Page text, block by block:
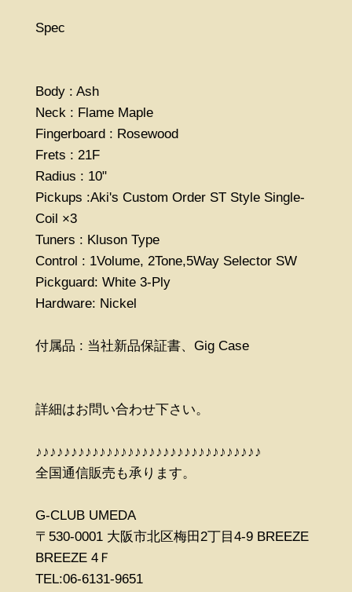
Spec
Body : Ash
Neck : Flame Maple
Fingerboard : Rosewood
Frets : 21F
Radius : 10"
Pickups :Aki's Custom Order ST Style Single-
Coil ×3
Tuners : Kluson Type
Control : 1Volume, 2Tone,5Way Selector SW
Pickguard: White 3-Ply
Hardware: Nickel
付属品 : 当社新品保証書、Gig Case
詳細はお問い合わせ下さい。
♪♪♪♪♪♪♪♪♪♪♪♪♪♪♪♪♪♪♪♪♪♪♪♪♪♪♪♪♪♪♪♪
全国通信販売も承ります。
G-CLUB UMEDA
〒530-0001 大阪市北区梅田2丁目4-9 BREEZE
BREEZE 4Ｆ
TEL:06-6131-9651